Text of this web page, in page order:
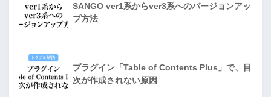
SANGO ver1系からver3系へのバージョンアッ
プ方法
プラグイン「Table of Contents Plus」で、目
次が作成されない原因